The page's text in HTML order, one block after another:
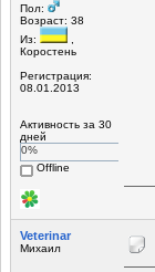
Пол:
Возраст: 38
Из:
Коростень
Регистрация:
08.01.2013
Активность за 30
дней
0%
Offline
Veterinar
Михаил